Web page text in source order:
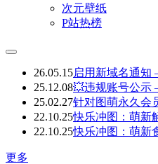
次元壁纸
P站热榜
26.05.15启用新域名通知
25.12.08💥违规账号公示
25.02.27针对图萌永久会
22.10.25快乐冲图：萌新
22.10.25快乐冲图：萌新
更多